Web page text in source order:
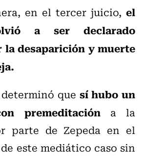
en el tercer juicio, el
a ser declarado
la desaparición y muerte
que sí hubo un
premeditación a la
parte de Zepeda en el
este mediático caso sin